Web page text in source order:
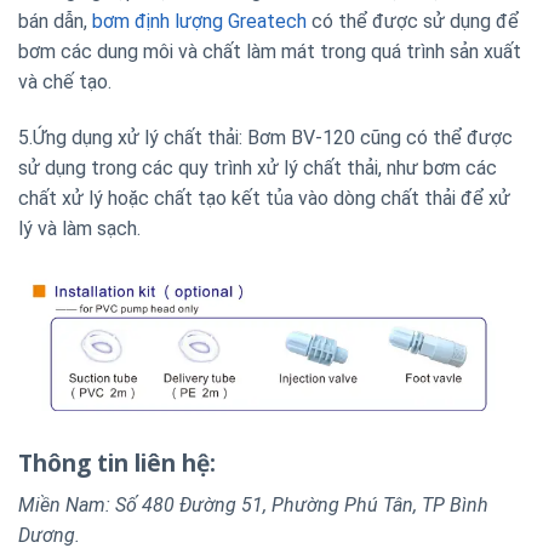
bán dẫn, bơm định lượng Greatech có thể được sử dụng để
bơm các dung môi và chất làm mát trong quá trình sản xuất
và chế tạo.
5.Ứng dụng xử lý chất thải: Bơm BV-120 cũng có thể được
sử dụng trong các quy trình xử lý chất thải, như bơm các
chất xử lý hoặc chất tạo kết tủa vào dòng chất thải để xử
lý và làm sạch.
Thông tin liên hệ:
Miền Nam: Số 480 Đường 51, Phường Phú Tân, TP Bình
Dương.